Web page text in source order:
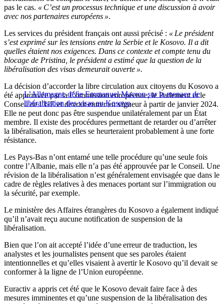
pas le cas. « C’est un processus technique et une discussion à avoir
avec nos partenaires européens ».
Les services du président français ont aussi précisé : « Le président
s’est exprimé sur les tensions entre la Serbie et le Kosovo. Il a dit
quelles étaient nos exigences. Dans ce contexte et compte tenu du
blocage de Pristina, le président a estimé que la question de la
libéralisation des visas demeurait ouverte ».
L’Allemagne défie Emmanuel Macron sur la menace de
libéralisation des visas au Kosovo
La décision d’accorder la libre circulation aux citoyens du Kosovo a
été approuvée par la Commission européenne, le Parlement et le
Conseil de l’UE et devrait entrer en vigueur à partir de janvier 2024.
Elle ne peut donc pas être suspendue unilatéralement par un État
membre. Il existe des procédures permettant de retarder ou d’arrêter
la libéralisation, mais elles se heurteraient probablement à une forte
résistance.
Les Pays-Bas n’ont entamé une telle procédure qu’une seule fois
contre l’Albanie, mais elle n’a pas été approuvée par le Conseil. Une
révision de la libéralisation n’est généralement envisagée que dans le
cadre de règles relatives à des menaces portant sur l’immigration ou
la sécurité, par exemple.
Le ministère des Affaires étrangères du Kosovo a également indiqué
qu’il n’avait reçu aucune notification de suspension de la
libéralisation.
Bien que l’on ait accepté l’idée d’une erreur de traduction, les
analystes et les journalistes pensent que ses paroles étaient
intentionnelles et qu’elles visaient à avertir le Kosovo qu’il devait se
conformer à la ligne de l’Union européenne.
Euractiv a appris cet été que le Kosovo devait faire face à des
mesures imminentes et qu’une suspension de la libéralisation des